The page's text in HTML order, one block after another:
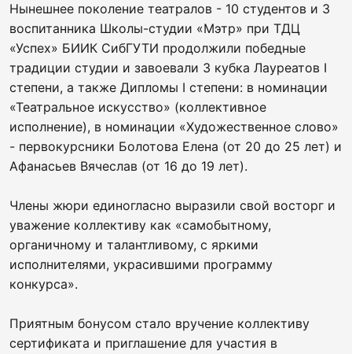
Нынешнее поколение театралов - 10 студентов и 3
воспитанника Школы-студии «Мэтр» при ТДЦ
«Успех» БИИК СибГУТИ продолжили победные
традиции студии и завоевали 3 кубка Лауреатов I
степени, а также Дипломы I степени: в номинации
«Театральное искусство» (коллективное
исполнение), в номинации «Художественное слово»
- первокурсники Болотова Елена (от 20 до 25 лет) и
Афанасьев Вячеслав (от 16 до 19 лет).
Члены жюри единогласно выразили свой восторг и
уважение коллективу как «самобытному,
органичному и талантливому, с яркими
исполнителями, украсившими программу
конкурса».
Приятным бонусом стало вручение коллективу
сертификата и приглашение для участия в